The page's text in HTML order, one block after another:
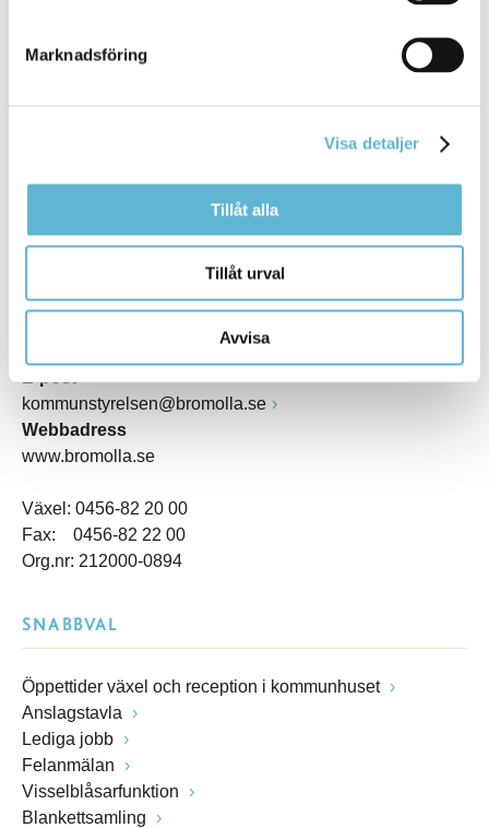
Marknadsföring
Visa detaljer
Tillåt alla
Tillåt urval
Avvisa
Kommunhuset, Storgatan 48
kommunstyrelsen@bromolla.se
Webbadress
www.bromolla.se
Växel: 0456-82 20 00
Fax: 0456-82 22 00
Org.nr: 212000-0894
SNABBVAL
Öppettider växel och reception i kommunhuset
Anslagstavla
Lediga jobb
Felanmälan
Visselblåsarfunktion
Blankettsamling